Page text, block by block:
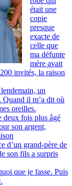
était une
copie
presque
exacte de
celle que
ma défunte
mère avait
invités, la raison
un
Quand il m’a dit où
oreilles.
deux fois plus âgé
son argent,
d’un grand-père de
son fils a surpris
que je fasse. Puis